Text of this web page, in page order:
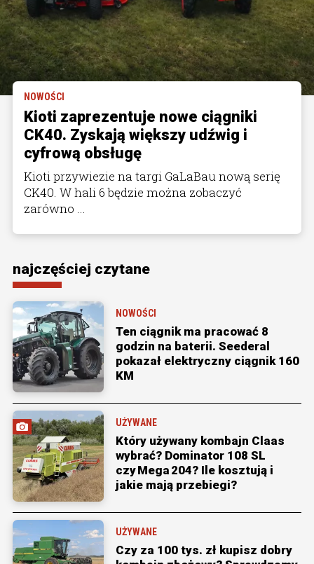
NOWOŚCI
Kioti zaprezentuje nowe ciągniki
CK40. Zyskają większy udźwig i
cyfrową obsługę
Kioti przywiezie na targi GaLaBau nową serię
CK40. W hali 6 będzie można zobaczyć
zarówno ...
najczęściej czytane
NOWOŚCI
Ten ciągnik ma pracować 8
godzin na baterii. Seederal
pokazał elektryczny ciągnik 160
KM
UŻYWANE
Który używany kombajn Claas
wybrać? Dominator 108 SL
czy Mega 204? Ile kosztują i
jakie mają przebiegi?
UŻYWANE
Czy za 100 tys. zł kupisz dobry